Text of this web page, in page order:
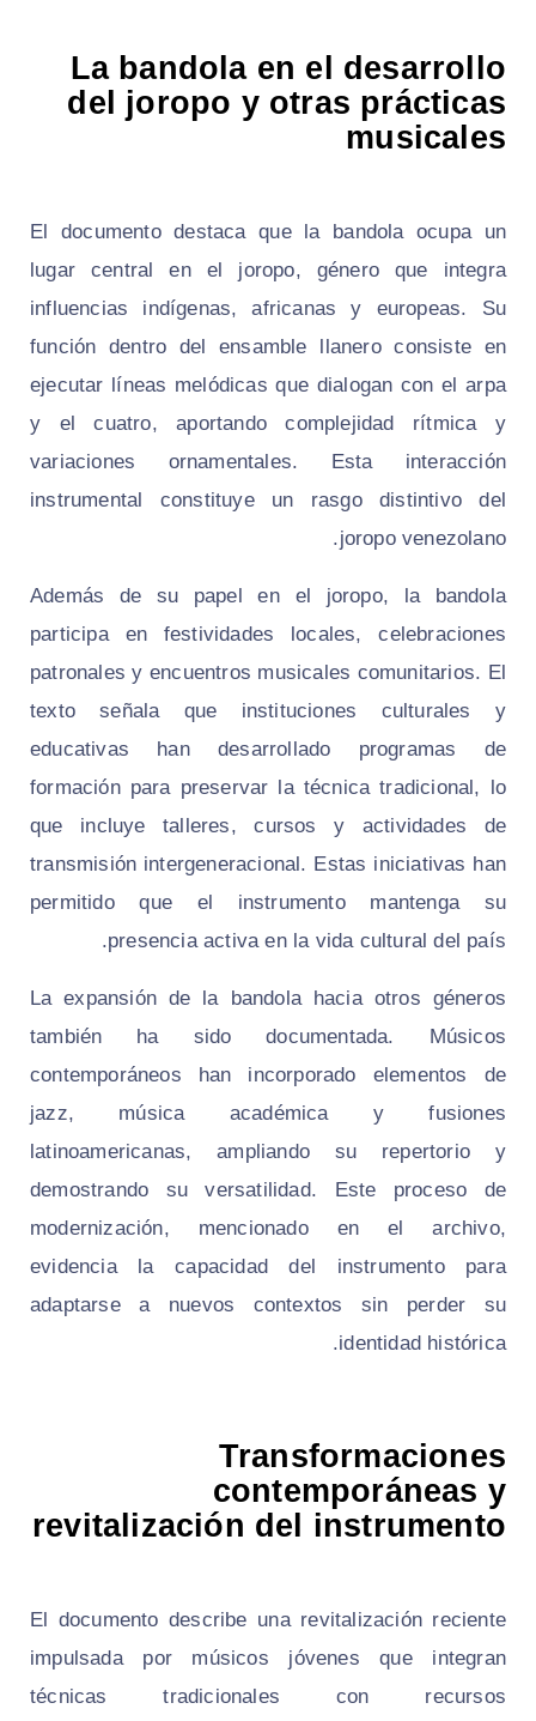
La bandola en el desarrollo
del joropo y otras prácticas
musicales
El documento destaca que la bandola ocupa un
lugar central en el joropo, género que integra
influencias indígenas, africanas y europeas. Su
función dentro del ensamble llanero consiste en
ejecutar líneas melódicas que dialogan con el arpa
y el cuatro, aportando complejidad rítmica y
variaciones ornamentales. Esta interacción
instrumental constituye un rasgo distintivo del
joropo venezolano.
Además de su papel en el joropo, la bandola
participa en festividades locales, celebraciones
patronales y encuentros musicales comunitarios. El
texto señala que instituciones culturales y
educativas han desarrollado programas de
formación para preservar la técnica tradicional, lo
que incluye talleres, cursos y actividades de
transmisión intergeneracional. Estas iniciativas han
permitido que el instrumento mantenga su
presencia activa en la vida cultural del país.
La expansión de la bandola hacia otros géneros
también ha sido documentada. Músicos
contemporáneos han incorporado elementos de
jazz, música académica y fusiones
latinoamericanas, ampliando su repertorio y
demostrando su versatilidad. Este proceso de
modernización, mencionado en el archivo,
evidencia la capacidad del instrumento para
adaptarse a nuevos contextos sin perder su
identidad histórica.
Transformaciones
contemporáneas y
revitalización del instrumento
El documento describe una revitalización reciente
impulsada por músicos jóvenes que integran
técnicas tradicionales con recursos